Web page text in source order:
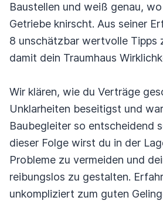
Baustellen und weiß genau,
Getriebe knirscht. Aus seiner
8 unschätzbar wertvolle Tipps
damit dein Traumhaus
Wir klären, wie du Verträge
Unklarheiten beseitigst und
Baubegleiter so entscheidend
dieser Folge wirst du in der
Probleme zu vermeiden und
reibungslos zu gestalten.
unkompliziert zum guten